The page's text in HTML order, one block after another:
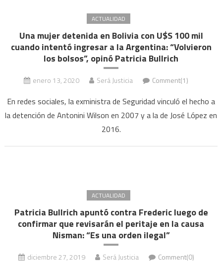
animal”
ACTUALIDAD
Una mujer detenida en Bolivia con U$S 100 mil
cuando intentó ingresar a la Argentina: “Volvieron
los bolsos”, opinó Patricia Bullrich
enero 13, 2020 Será Justicia Comment(1)
En redes sociales, la exministra de Seguridad vinculó el hecho a
la detención de Antonini Wilson en 2007 y a la de José López en
2016.
ACTUALIDAD
Patricia Bullrich apuntó contra Frederic luego de
confirmar que revisarán el peritaje en la causa
Nisman: “Es una orden ilegal”
diciembre 27, 2019 Será Justicia Comment(0)